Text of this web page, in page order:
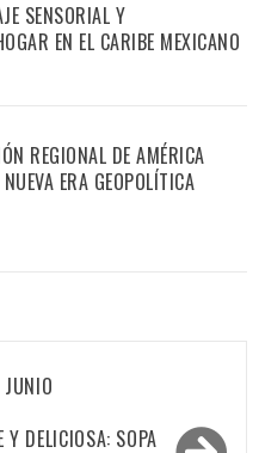
SENSORIAL Y
EN EL CARIBE MEXICANO
REGIONAL DE AMÉRICA
ERA GEOPOLÍTICA
Y DELICIOSA: SOPA